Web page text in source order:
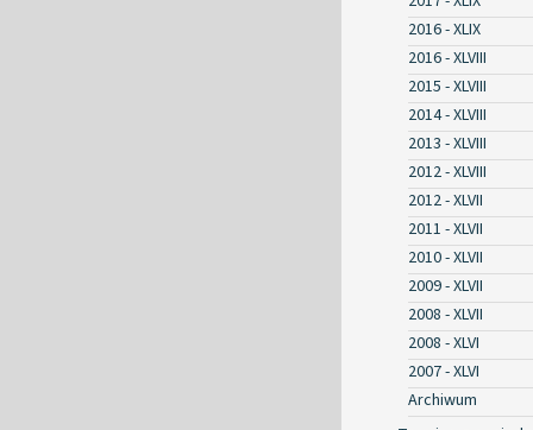
2016 - XLIX
2016 - XLVIII
2015 - XLVIII
2014 - XLVIII
2013 - XLVIII
2012 - XLVIII
2012 - XLVII
2011 - XLVII
2010 - XLVII
2009 - XLVII
2008 - XLVII
2008 - XLVI
2007 - XLVI
Archiwum